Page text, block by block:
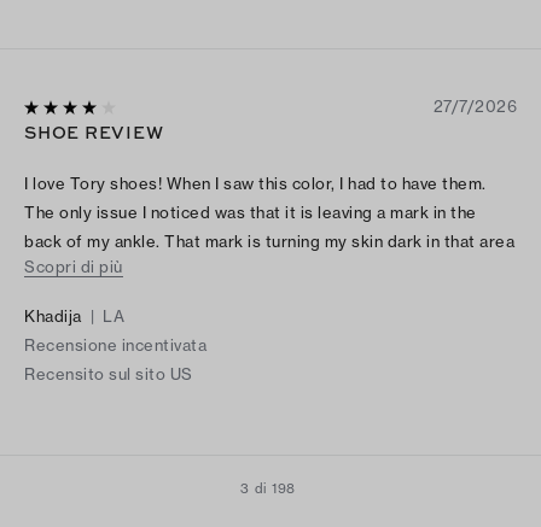
27/7/2026
SHOE REVIEW
I love Tory shoes! When I saw this color, I had to have them.
The only issue I noticed was that it is leaving a mark in the
back of my ankle. That mark is turning my skin dark in that area
but the shoes don’t hurt at all.
Scopri di più
Khadija | LA
Recensione incentivata
Recensito sul sito US
3 di 198